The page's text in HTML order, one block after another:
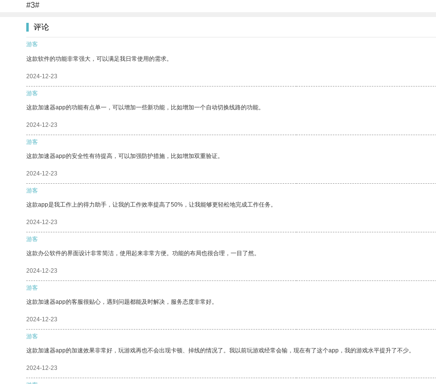
#3#
评论
游客
这款软件的功能非常强大，可以满足我日常使用的需求。
2024-12-23
游客
这款加速器app的功能有点单一，可以增加一些新功能，比如增加一个自动切换线路的功能。
2024-12-23
游客
这款加速器app的安全性有待提高，可以加强防护措施，比如增加双重验证。
2024-12-23
游客
这款app是我工作上的得力助手，让我的工作效率提高了50%，让我能够更轻松地完成工作任务。
2024-12-23
游客
这款办公软件的界面设计非常简洁，使用起来非常方便。功能的布局也很合理，一目了然。
2024-12-23
游客
这款加速器app的客服很贴心，遇到问题都能及时解决，服务态度非常好。
2024-12-23
游客
这款加速器app的加速效果非常好，玩游戏再也不会出现卡顿、掉线的情况了。我以前玩游戏经常会输，现在有了这个app，我的游戏水平提升了不少。
2024-12-23